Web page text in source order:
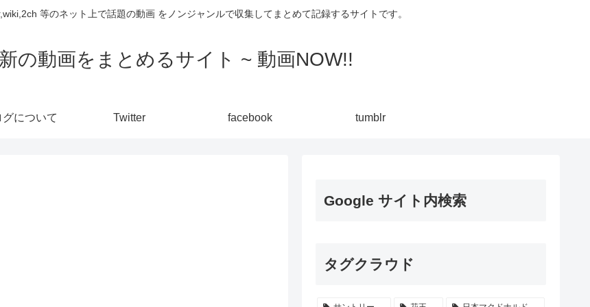
等のネット上で話題の動画 をノンジャンルで収集してまとめて記録するサイトです。
の動画をまとめるサイト ~ 動画NOW!!
グについて Twitter facebook tumblr
Google サイト内検索
タグクラウド